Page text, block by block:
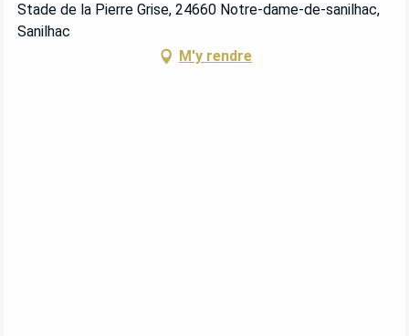
Stade de la Pierre Grise, 24660 Notre-dame-de-sanilhac,
Sanilhac
M'y rendre